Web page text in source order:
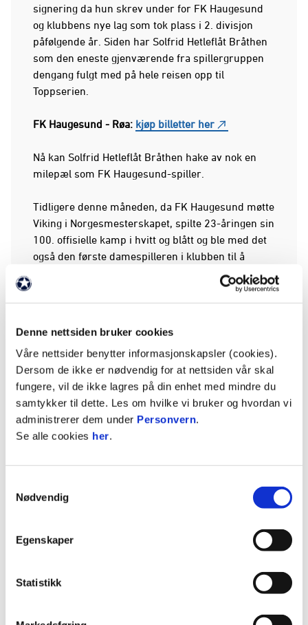
Denne nettsiden bruker cookies
Våre nettsider benytter informasjonskapsler (cookies).
Dersom de ikke er nødvendig for at nettsiden vår skal
fungere, vil de ikke lagres på din enhet med mindre du
samtykker til dette. Les om hvilke vi bruker og hvordan vi
administrerer dem under Personvern.
Se alle cookies her.
Nødvendig
Egenskaper
Statistikk
signering da hun skrev under for FK Haugesund
og klubbens nye lag som tok plass i 2. divisjon
påfølgende år. Siden har Solfrid Hetleflåt Bråthen
som den eneste gjenværende fra spillergruppen
dengang fulgt med på hele reisen opp til
Toppserien.
FK Haugesund - Røa: kjøp billetter her
Nå kan Solfrid Hetleflåt Bråthen hake av nok en
milepæl som FK Haugesund-spiller.
Tidligere denne måneden, da FK Haugesund møtte
Viking i Norgesmesterskapet, spilte 23-åringen sin
100. offisielle kamp i hvitt og blått og ble med det
også den første damespilleren i klubben til å
Haugesunds damelag. Her med daværende
hovedtrener Thomas Dahle.